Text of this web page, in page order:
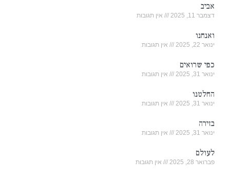
אביב
דצמבר 11, 2025 אין תגובות
ואנחנו
ינואר 22, 2025 אין תגובות
כפי שרואים
ינואר 31, 2025 אין תגובות
החלטנו
ינואר 31, 2025 אין תגובות
בזירה
ינואר 31, 2025 אין תגובות
לעולם
פברואר 28, 2025 אין תגובות